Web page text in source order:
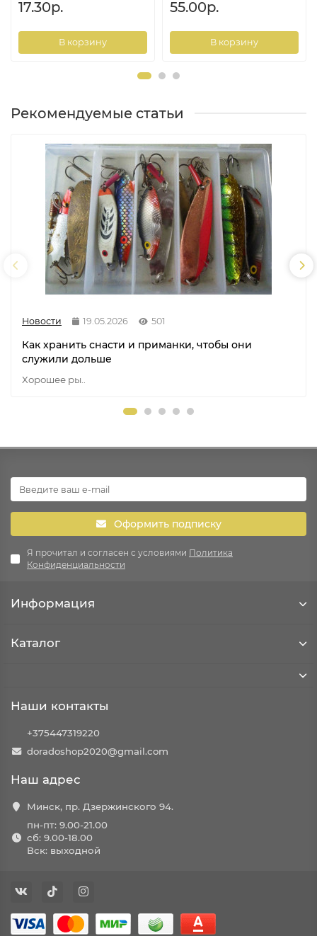
17.30р.
В корзину
55.00р.
В корзину
Рекомендуемые статьи
Новости 19.05.2026 501
Как хранить снасти и приманки, чтобы они
служили дольше
Хорошее ры..
Оформить подписку
Я прочитал и согласен с условиями Политика
Конфиденциальности
Информация
Каталог
Наши контакты
+375447319220
doradoshop2020@gmail.com
Наш адрес
Минск, пр. Дзержинского 94.
пн-пт: 9.00-21.00
сб: 9.00-18.00
Вск: выходной